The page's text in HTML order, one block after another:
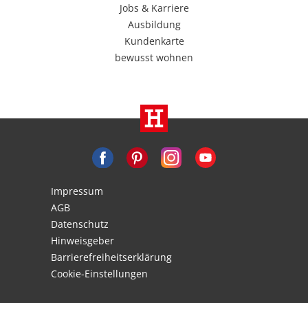
Jobs & Karriere
Ausbildung
Kundenkarte
bewusst wohnen
Impressum
AGB
Datenschutz
Hinweisgeber
Barrierefreiheitserklärung
Cookie-Einstellungen